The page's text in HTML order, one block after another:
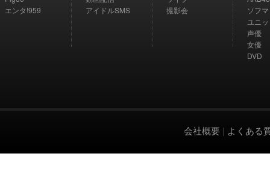
エンタ!959
アイドルSMS
撮影会
ソフ
ユニ
声優
女優
DVD
会社概要 | よくある